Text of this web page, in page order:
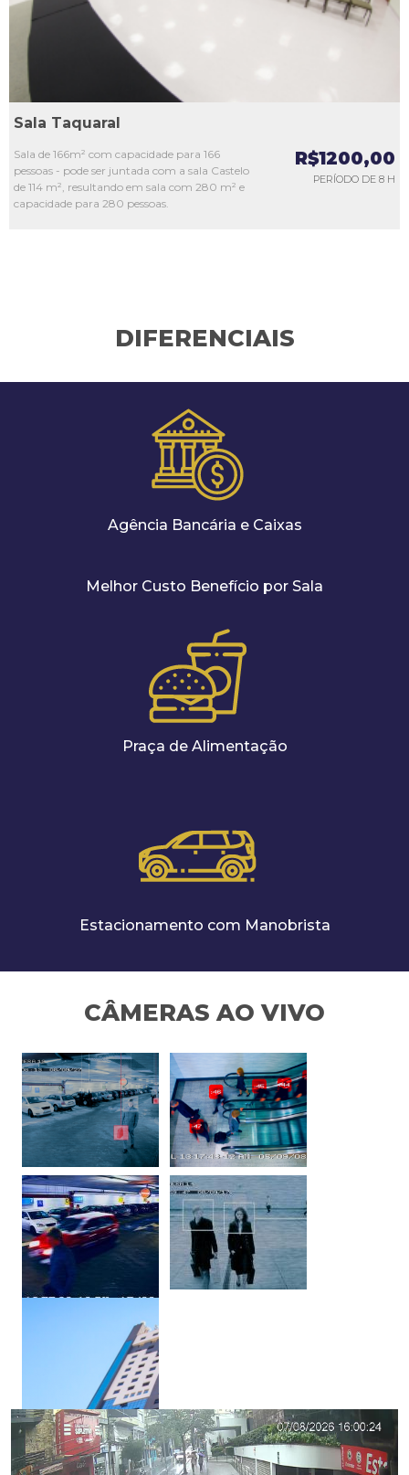
Sala Taquaral
Sala de 166m² com capacidade para 166
pessoas - pode ser juntada com a sala Castelo
de 114 m², resultando em sala com 280 m² e
capacidade para 280 pessoas.
R$1200,00
PERÍODO DE 8 H
DIFERENCIAIS
Agência Bancária e Caixas
Melhor Custo Benefício por Sala
Praça de Alimentação
Estacionamento com Manobrista
CÂMERAS AO VIVO